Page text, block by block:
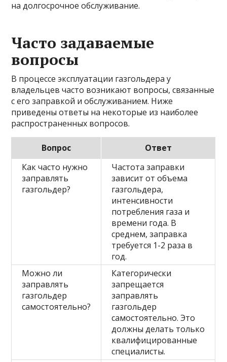
на долгосрочное обслуживание.
Часто задаваемые
вопросы
В процессе эксплуатации газгольдера у
владельцев часто возникают вопросы, связанные
с его заправкой и обслуживанием. Ниже
приведены ответы на некоторые из наиболее
распространенных вопросов.
Вопрос
Ответ
Как часто нужно
заправлять
газгольдер?
Частота заправки
зависит от объема
газгольдера,
интенсивности
потребления газа и
времени года. В
среднем, заправка
требуется 1-2 раза в
год.
Можно ли
заправлять
газгольдер
самостоятельно?
Категорически
запрещается
заправлять
газгольдер
самостоятельно. Это
должны делать только
квалифицированные
специалисты.